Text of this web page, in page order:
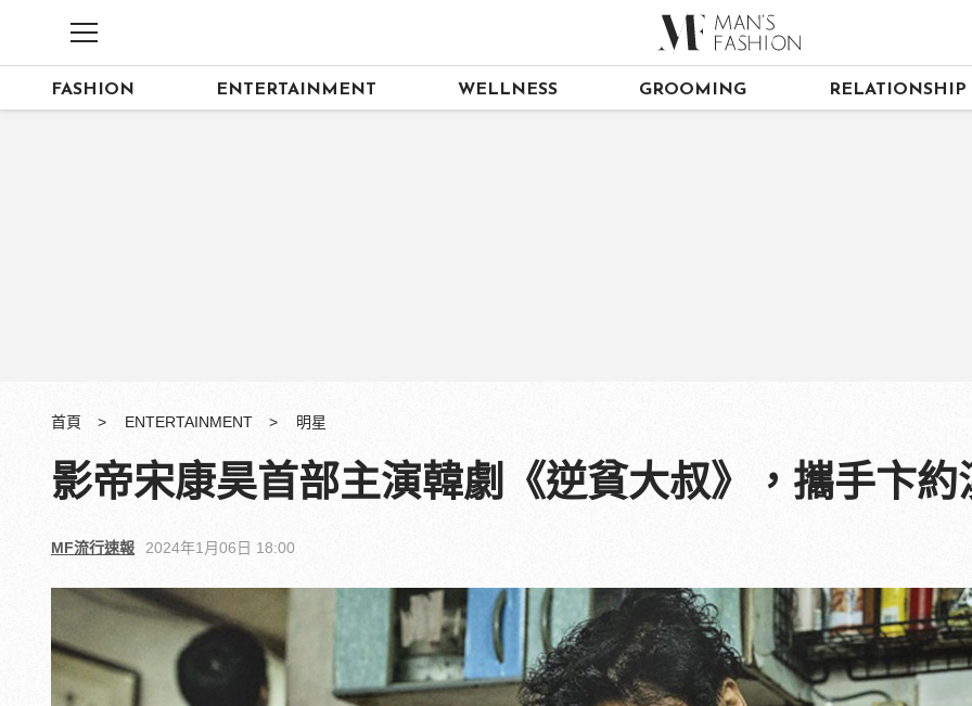
FASHION ENTERTAINMENT WELLNESS GROOMING RELATIONSHIP
首頁 ENTERTAINMENT 明星
影帝宋康昊首部主演韓劇《逆貧大叔》，攜手卞
MF流行速報 2024年1月06日 18:00